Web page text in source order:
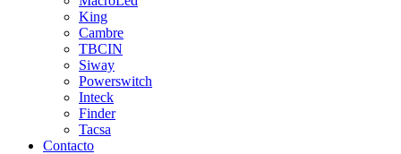
King
Cambre
TBCIN
Siway
Powerswitch
Inteck
Finder
Tacsa
Contacto